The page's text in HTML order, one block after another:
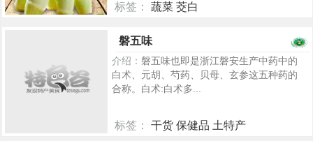
标签： 蔬菜 茭白
磐五味
介绍： 磐五味也即是浙江磐安生产中药中的
白术、元胡、芍药、贝母、玄参这五种药的
合称。白术:白术多...
标签： 干货 保健品 土特产